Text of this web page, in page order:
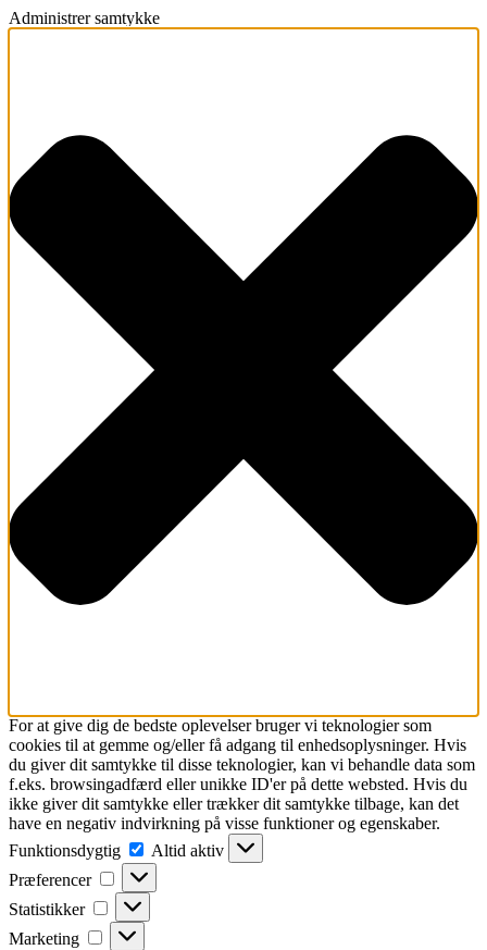
Administrer samtykke
For at give dig de bedste oplevelser bruger vi teknologier som
cookies til at gemme og/eller få adgang til enhedsoplysninger. Hvis
du giver dit samtykke til disse teknologier, kan vi behandle data som
f.eks. browsingadfærd eller unikke ID'er på dette websted. Hvis du
ikke giver dit samtykke eller trækker dit samtykke tilbage, kan det
have en negativ indvirkning på visse funktioner og egenskaber.
Funktionsdygtig
Funktionsdygtig
Altid aktiv
Præferencer
Præferencer
Statistikker Statistikker
Marketing Marketing